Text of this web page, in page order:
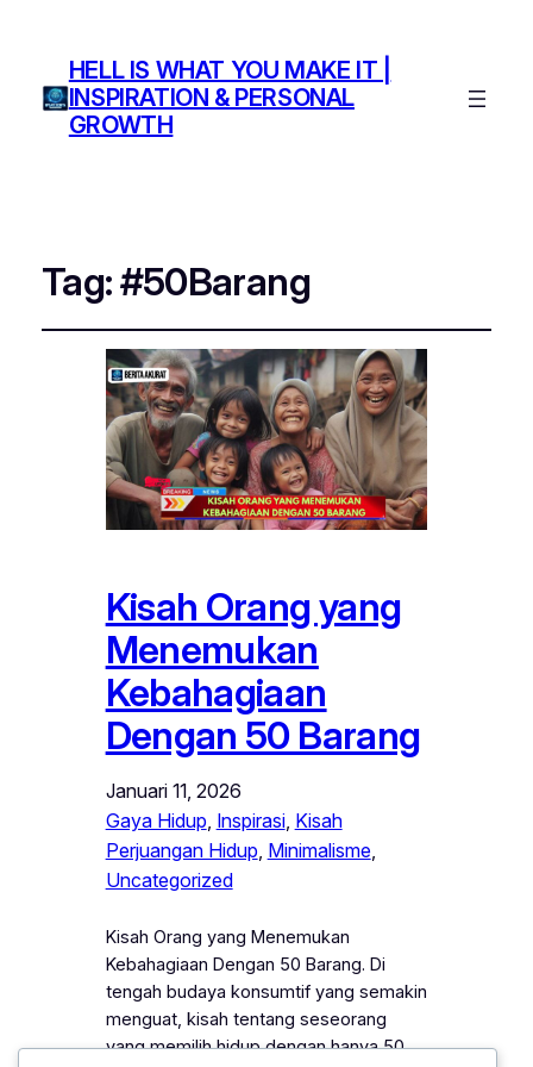
HELL IS WHAT YOU MAKE IT |
INSPIRATION & PERSONAL
GROWTH
Tag:#50Barang
Kisah Orang yang
Menemukan
Kebahagiaan
Dengan 50 Barang
Januari 11, 2026
Gaya Hidup, Inspirasi, Kisah
Perjuangan Hidup, Minimalisme
Uncategorized
Kisah Orang yang Menemukan
Kebahagiaan Dengan 50 Barang. Di
tengah budaya konsumtif yang semakin
menguat, kisah tentang seseorang
yang memilih hidup dengan hanya 50